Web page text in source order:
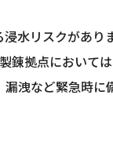
水リスクがあり
錬拠点において
洩など緊急時に